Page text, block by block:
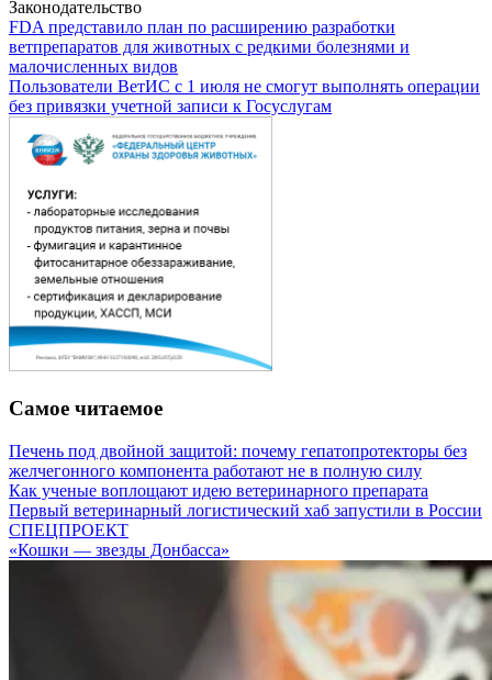
Законодательство
FDA представило план по расширению разработки
ветпрепаратов для животных с редкими болезнями и
малочисленных видов
Пользователи ВетИС с 1 июля не смогут выполнять операции
без привязки учетной записи к Госуслугам
Самое читаемое
Печень под двойной защитой: почему гепатопротекторы без
желчегонного компонента работают не в полную силу
Как ученые воплощают идею ветеринарного препарата
Первый ветеринарный логистический хаб запустили в России
СПЕЦПРОЕКТ
«Кошки — звезды Донбасса»